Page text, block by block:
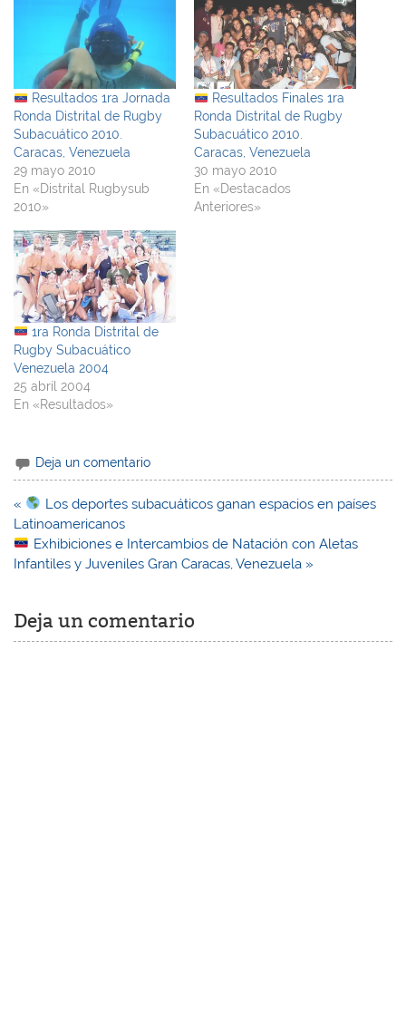
Resultados 1ra Jornada
Ronda Distrital de Rugby
Subacuático 2010.
Caracas, Venezuela
29 mayo 2010
En «Distrital Rugbysub
2010»
Resultados Finales 1ra
Ronda Distrital de Rugby
Subacuático 2010.
Caracas, Venezuela
30 mayo 2010
En «Destacados
Anteriores»
1ra Ronda Distrital de
Rugby Subacuático
Venezuela 2004
25 abril 2004
En «Resultados»
Deja un comentario
Navegación
de
entradas
«
Los deportes subacuáticos ganan espacios en países
Latinoamericanos
Exhibiciones e Intercambios de Natación con Aletas
Infantiles y Juveniles Gran Caracas, Venezuela »
Deja un comentario